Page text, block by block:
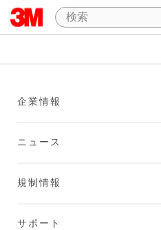
企業情報
ニュース
規制情報
サポート